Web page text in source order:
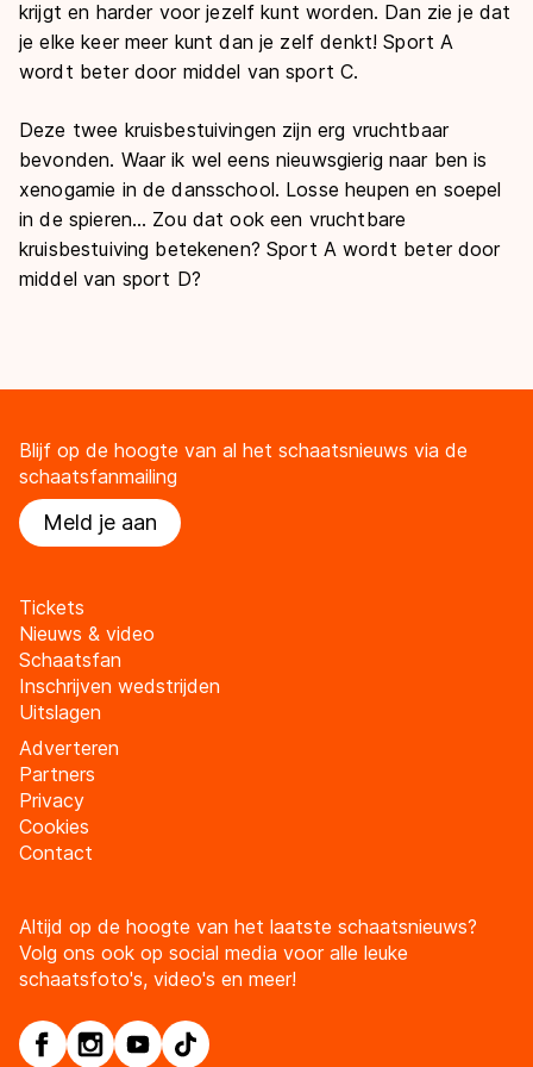
krijgt en harder voor jezelf kunt worden. Dan zie je dat
je elke keer meer kunt dan je zelf denkt! Sport A
wordt beter door middel van sport C.
Deze twee kruisbestuivingen zijn erg vruchtbaar
bevonden. Waar ik wel eens nieuwsgierig naar ben is
xenogamie in de dansschool. Losse heupen en soepel
in de spieren… Zou dat ook een vruchtbare
kruisbestuiving betekenen? Sport A wordt beter door
middel van sport D?
Blijf op de hoogte van al het schaatsnieuws via de
schaatsfanmailing
Meld je aan
Tickets
Nieuws & video
Schaatsfan
Inschrijven wedstrijden
Uitslagen
Adverteren
Partners
Privacy
Cookies
Contact
Altijd op de hoogte van het laatste schaatsnieuws?
Volg ons ook op social media voor alle leuke
schaatsfoto's, video's en meer!